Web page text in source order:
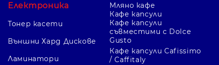
Електроника
Тонер касети
Външни Хард Дискове
Ламинатори
Мляно кафе
Кафе капсули
Кафе капсули
съвместими с Dolce
Gusto
Кафе капсули Cafissimo
/ Caffitaly